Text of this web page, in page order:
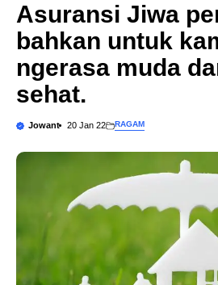
Asuransi Jiwa
bahkan untuk
ngerasa muda
sehat.
Jowant 20 Jan 22 RAGAM